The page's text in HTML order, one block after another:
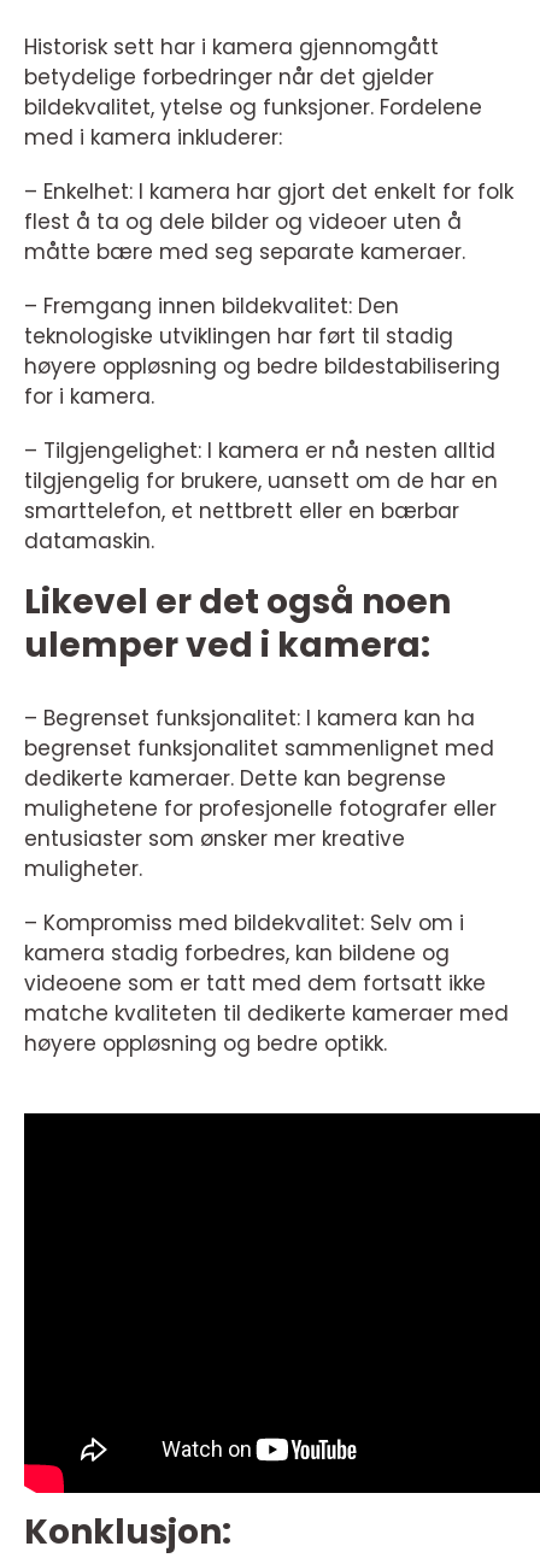
Historisk sett har i kamera gjennomgått
betydelige forbedringer når det gjelder
bildekvalitet, ytelse og funksjoner. Fordelene
med i kamera inkluderer:
– Enkelhet: I kamera har gjort det enkelt for folk
flest å ta og dele bilder og videoer uten å
måtte bære med seg separate kameraer.
– Fremgang innen bildekvalitet: Den
teknologiske utviklingen har ført til stadig
høyere oppløsning og bedre bildestabilisering
for i kamera.
– Tilgjengelighet: I kamera er nå nesten alltid
tilgjengelig for brukere, uansett om de har en
smarttelefon, et nettbrett eller en bærbar
datamaskin.
Likevel er det også noen
ulemper ved i kamera:
– Begrenset funksjonalitet: I kamera kan ha
begrenset funksjonalitet sammenlignet med
dedikerte kameraer. Dette kan begrense
mulighetene for profesjonelle fotografer eller
entusiaster som ønsker mer kreative
muligheter.
– Kompromiss med bildekvalitet: Selv om i
kamera stadig forbedres, kan bildene og
videoene som er tatt med dem fortsatt ikke
matche kvaliteten til dedikerte kameraer med
høyere oppløsning og bedre optikk.
Konklusjon: